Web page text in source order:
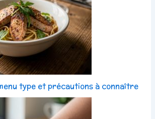
type et précautions à connaître